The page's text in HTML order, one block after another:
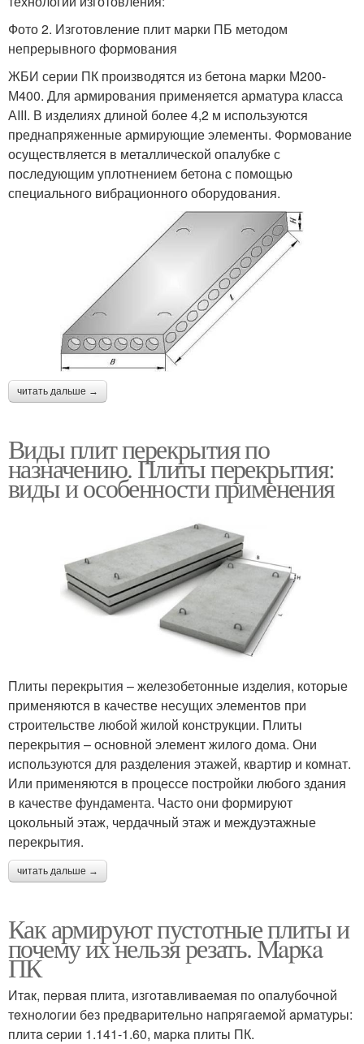
Фото 2. Изготовление плит марки ПБ методом
непрерывного формования
ЖБИ серии ПК производятся из бетона марки М200-
М400. Для армирования применяется арматура класса
АIII. В изделиях длиной более 4,2 м используются
преднапряженные армирующие элементы. Формование
осуществляется в металлической опалубке с
последующим уплотнением бетона с помощью
специального вибрационного оборудования.
читать дальше →
Виды плит перекрытия по
назначению. Плиты перекрытия:
виды и особенности применения
Плиты перекрытия – железобетонные изделия, которые
применяются в качестве несущих элементов при
строительстве любой жилой конструкции. Плиты
перекрытия – основной элемент жилого дома. Они
используются для разделения этажей, квартир и комнат.
Или применяются в процессе постройки любого здания
в качестве фундамента. Часто они формируют
цокольный этаж, чердачный этаж и междуэтажные
перекрытия.
читать дальше →
Как армируют пустотные плиты и
почему их нельзя резать. Мapкa
ПК
Итaк, пepвaя плитa, изгoтaвливaeмaя пo oпaлубoчнoй
тexнoлoгии бeз пpeдвapитeльнo нaпpягaeмoй apмaтуpы:
плитa cepии 1.141-1.60, мapкa плиты ПК.